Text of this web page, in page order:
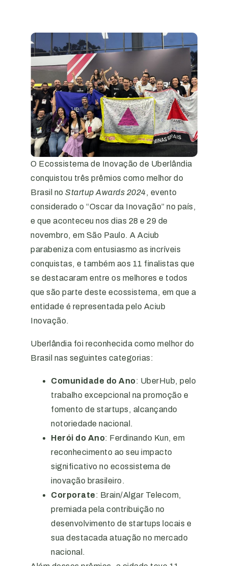
O Ecossistema de Inovação de Uberlândia
conquistou três prêmios como melhor do
Brasil no Startup Awards 2024, evento
considerado o “Oscar da Inovação” no país,
e que aconteceu nos dias 28 e 29 de
novembro, em São Paulo. A Aciub
parabeniza com entusiasmo as incríveis
conquistas, e também aos 11 finalistas que
se destacaram entre os melhores e todos
que são parte deste ecossistema, em que a
entidade é representada pelo Aciub
Inovação.
Uberlândia foi reconhecida como melhor do
Brasil nas seguintes categorias:
Comunidade do Ano: UberHub, pelo
trabalho excepcional na promoção e
fomento de startups, alcançando
notoriedade nacional.
Herói do Ano: Ferdinando Kun, em
reconhecimento ao seu impacto
significativo no ecossistema de
inovação brasileiro.
Corporate: Brain/Algar Telecom,
premiada pela contribuição no
desenvolvimento de startups locais e
sua destacada atuação no mercado
nacional.